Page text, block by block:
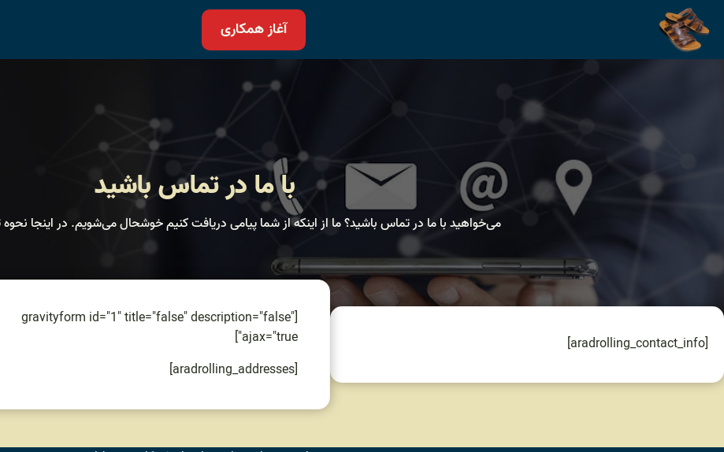
آغاز همکاری
با ما در تماس باشید
می‌خواهید با ما در تماس باشید؟ ما از اینکه از شما پیامی دریافت کنیم خوشحال می‌شویم. در اینجا
[aradrolling_contact_info]
[gravityform id="1" title="false" description="false"
ajax="true"]
[aradrolling_addresses]